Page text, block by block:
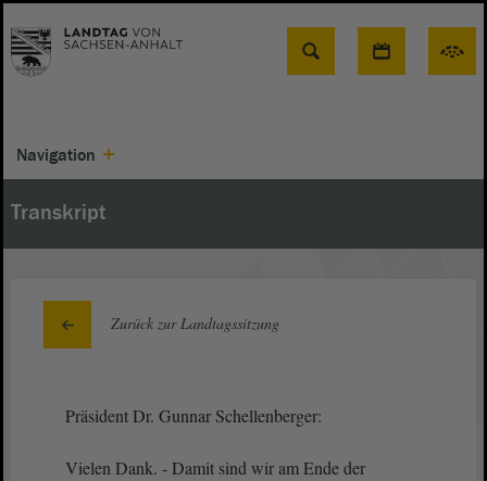
Suche
Navigation
Transkript
Zurück zur Landtagssitzung
Präsident Dr. Gunnar Schellenberger:
Vielen Dank. - Damit sind wir am Ende der